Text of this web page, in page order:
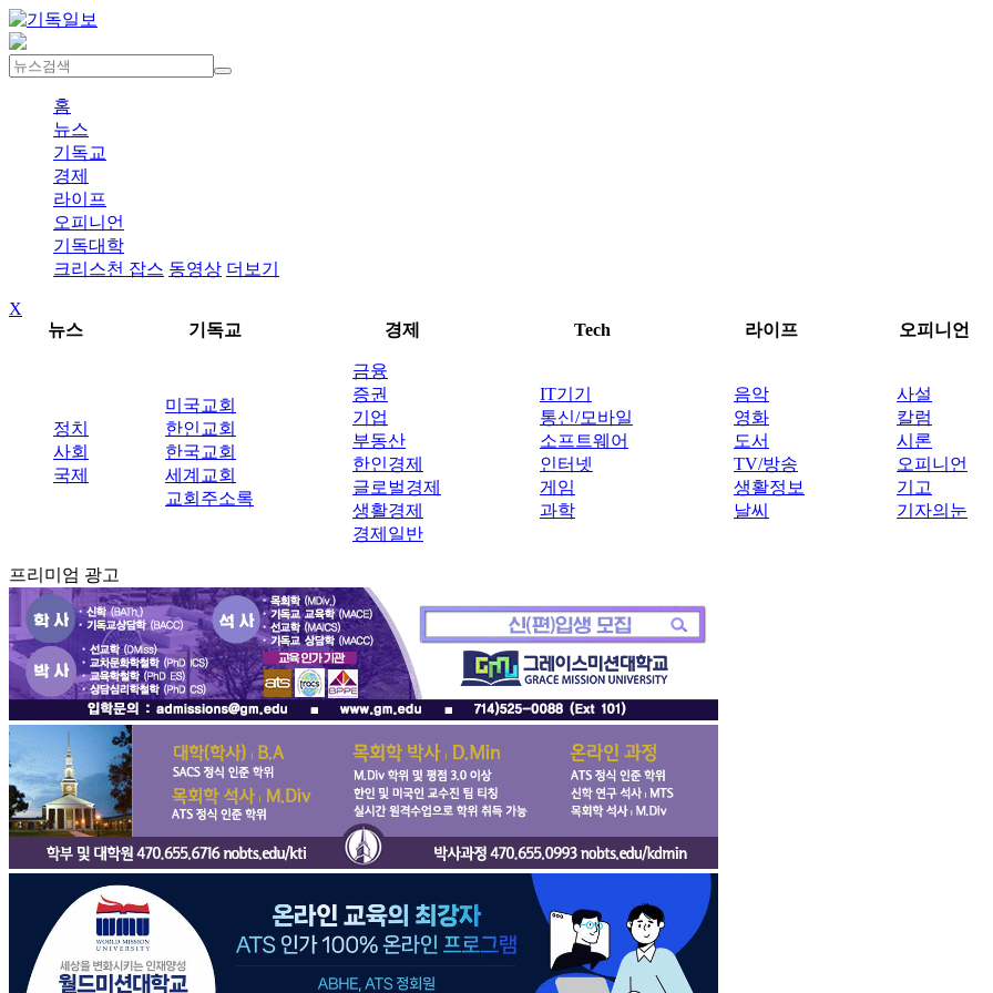
홈
뉴스
기독교
경제
라이프
오피니언
기독대학
크리스천 잡스 동영상 더보기
X
뉴스
기독교 경제 Tech 라이프 오피니언
정치
사회
국제
미국교회
한인교회
한국교회
세계교회
교회주소록
금융
증권
기업
부동산
한인경제
글로벌경제
생활경제
경제일반
IT기기
통신/모바일
소프트웨어
인터넷
게임
과학
음악
영화
도서
TV/방송
생활정보
날씨
사설
칼럼
시론
오피니언
기고
기자의눈
프리미엄 광고